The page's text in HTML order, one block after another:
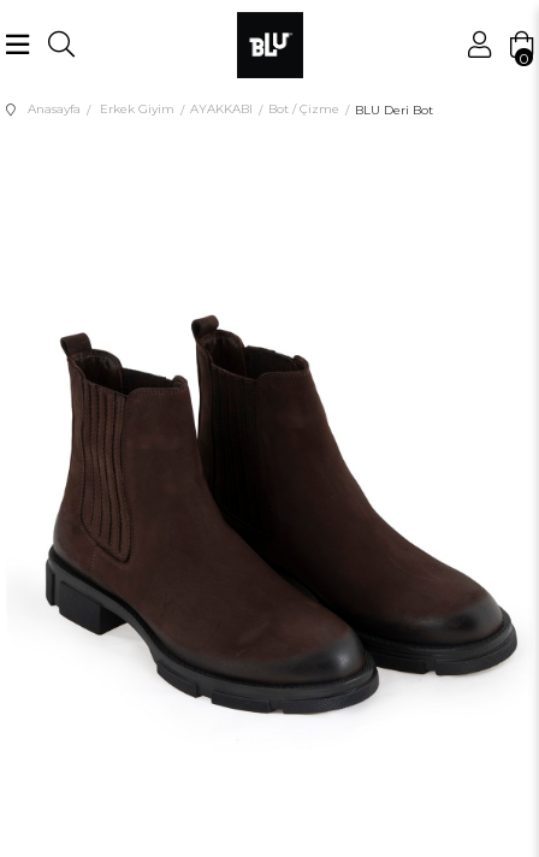
0
Anasayfa Erkek Giyim AYAKKABI Bot / Çizme BLU Deri Bot